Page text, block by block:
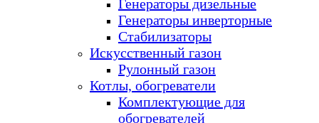
Генераторы дизельные
Генераторы инверторные
Стабилизаторы
Искусственный газон
Рулонный газон
Котлы, обогреватели
Комплектующие для
обогревателей